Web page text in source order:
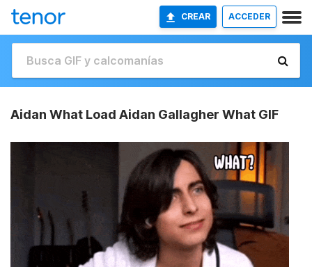
CREAR ACCEDER
Aidan What Load Aidan Gallagher What GIF